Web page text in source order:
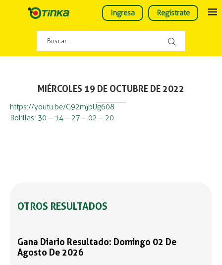
Ingresa Regístrate
MIÉRCOLES 19 DE OCTUBRE DE 2022
https://youtu.be/G92mjbUg608
Bolillas: 30 – 14 – 27 – 02 – 20
OTROS RESULTADOS
Gana Diario Resultado: Domingo 02 De
Agosto De 2026